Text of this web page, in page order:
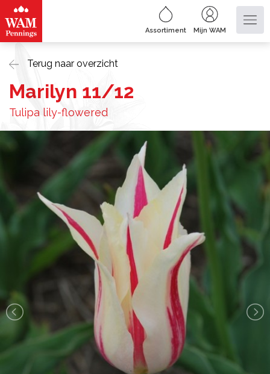
Assortiment Mijn WAM
Terug naar overzicht
Marilyn 11/12
Tulipa lily-flowered